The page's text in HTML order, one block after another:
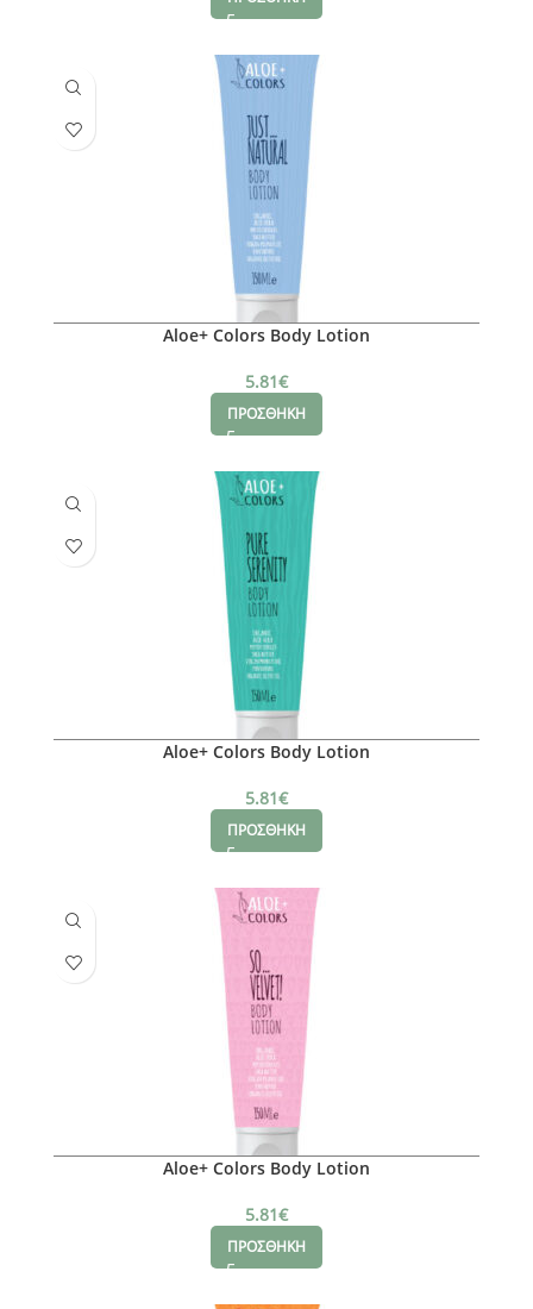
Aloe+ Colors Body Lotion
5.81€
ΠΡΟΣΘΗΚΗ
Aloe+ Colors Body Lotion
5.81€
ΠΡΟΣΘΗΚΗ
Aloe+ Colors Body Lotion
5.81€
ΠΡΟΣΘΗΚΗ